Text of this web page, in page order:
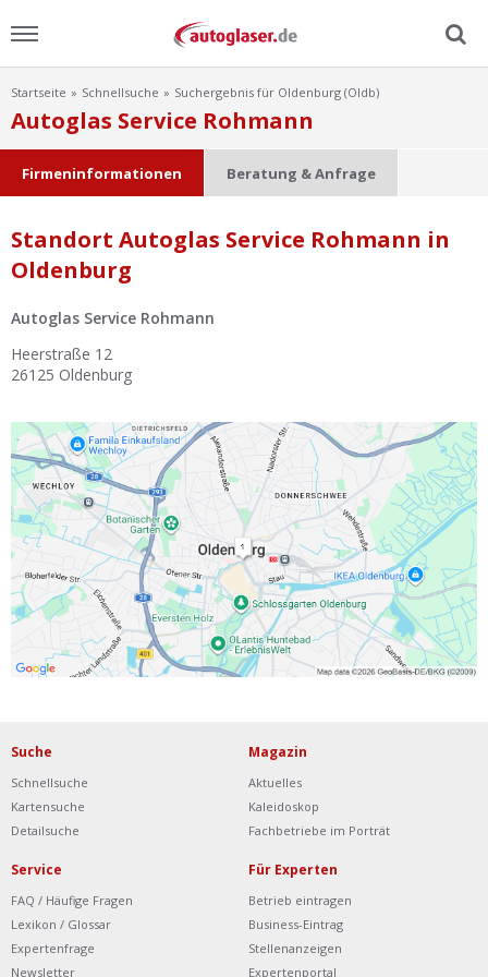
Menu
Home
Ratgeber
Scheibensuche
FAQ
Lexikon
Ist Ihre Werkstatt schon dabei?
Kostenlos eintragen
Werkstatt Login
Startseite Schnellsuche Suchergebnis für Oldenburg (Oldb)
Autoglas Service Rohmann
Firmeninformationen Beratung & Anfrage
Standort Autoglas Service Rohmann in
Oldenburg
Autoglas Service Rohmann
Heerstraße 12
26125 Oldenburg
Suche
Schnellsuche
Kartensuche
Detailsuche
Magazin
Aktuelles
Kaleidoskop
Fachbetriebe im Porträt
Service
FAQ / Häufige Fragen
Lexikon / Glossar
Expertenfrage
Newsletter
Für Experten
Betrieb eintragen
Business-Eintrag
Stellenanzeigen
Expertenportal